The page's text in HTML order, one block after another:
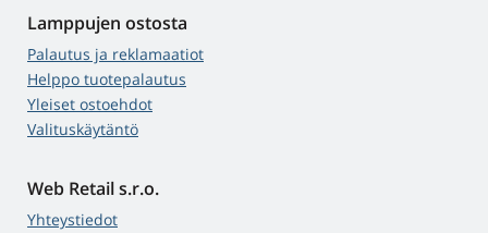
Lamppujen ostosta
Palautus ja reklamaatiot
Helppo tuotepalautus
Yleiset ostoehdot
Valituskäytäntö
Web Retail s.r.o.
Yhteystiedot